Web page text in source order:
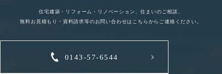
住宅建築・リフォーム・リノベーション、住まいのご相談、
無料お見積もり・資料請求等のお問い合わせはこちらからご連絡ください。
0143-57-6544